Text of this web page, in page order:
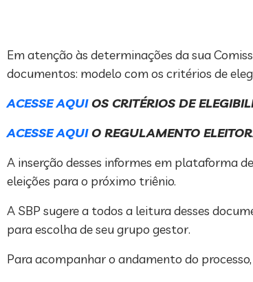
Em atenção às determinações da sua
documentos: modelo com os critérios de
ACESSE AQUIOS CRITÉRIOS DE
ACESSE AQUIO REGULAMENTO
A inserção desses informes em plataforma
eleições para o próximo triênio.
A SBP sugere a todos a leitura desses
para escolha de seu grupo gestor.
Para acompanhar o andamento do